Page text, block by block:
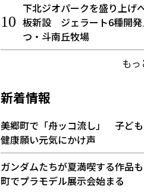
下北ジオパークを盛り上げ
板新設 ジェラート6種開発
つ・斗南丘牧場
もっ
新着情報
美郷町で「舟ッコ流し」 子ど
健康願い元気にかけ声
ガンダムたちが夏満喫する作品
町でプラモデル展示会始まる